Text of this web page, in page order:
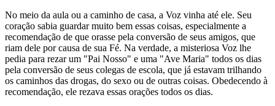
No meio da aula ou a caminho de casa, a Voz vinha até ele. Seu
coração sabia guardar muito bem essas coisas, especialmente a
recomendação de que orasse pela conversão de seus amigos, que
riam dele por causa de sua Fé. Na verdade, a misteriosa Voz lhe
pedia para rezar um "Pai Nosso" e uma "Ave Maria" todos os dias
pela conversão de seus colegas de escola, que já estavam trilhando
os caminhos das drogas, do sexo ou de outras coisas. Obedecendo à
recomendação, ele rezava essas orações todos os dias.